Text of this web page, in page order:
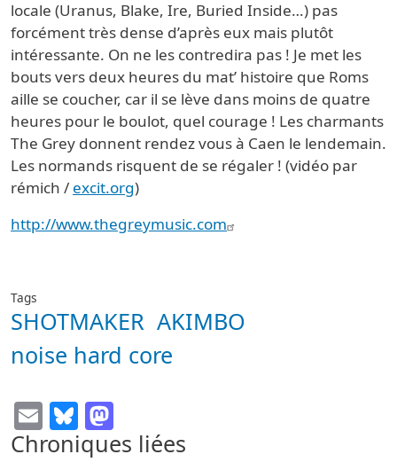
locale (Uranus, Blake, Ire, Buried Inside…) pas
forcément très dense d’après eux mais plutôt
intéressante. On ne les contredira pas ! Je met les
bouts vers deux heures du mat’ histoire que Roms
aille se coucher, car il se lève dans moins de quatre
heures pour le boulot, quel courage ! Les charmants
The Grey donnent rendez vous à Caen le lendemain.
Les normands risquent de se régaler ! (vidéo par
rémich / excit.org)
http://www.thegreymusic.com
Tags
SHOTMAKER AKIMBO
noise hard core
EmailBluesky
Chroniques liées